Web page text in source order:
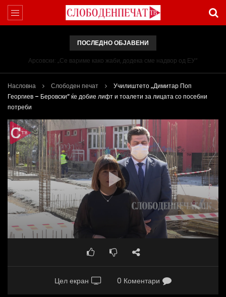
ПОСЛЕДНО ОБЈАВЕНИ
Арсовски: „Се вариме како жаби, додека сме надвор од ЕУ“
Насловна Слободен печат
Училиштето „Димитар Поп
Георгиев – Беровски“ ќе добие лифт и тоалети за лицата со посебни
потреби
Цел екран 0 Коментари